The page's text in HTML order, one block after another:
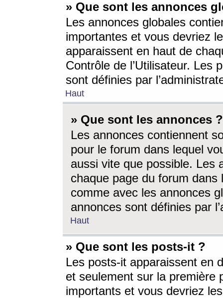
» Que sont les annonces
Les annonces globales
importantes et vous devriez
apparaissent en haut de
Contrôle de l’Utilisateur. Les
sont définies par
Haut
» Que sont les annonces ?
Les annonces contiennent
pour le forum dans lequel
aussi vite que possible. Les
chaque page du forum dans
comme avec les annonces
annonces sont définies par
Haut
» Que sont les posts-it ?
Les posts-it apparaissent en
et seulement sur la première
importants et vous devriez